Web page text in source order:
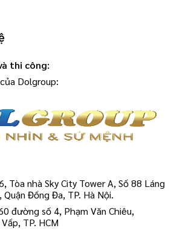
thi công:
Dolgroup:
Tòa nhà Sky City Tower A, Số 88 Láng
Đống Đa, TP. Hà Nội.
đường số 4, Phạm Văn Chiêu,
TP. HCM